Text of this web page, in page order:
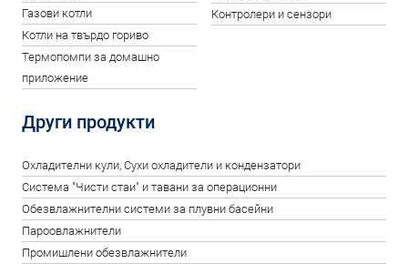
Газови котли
Котли на твърдо гориво
Термопомпи за домашно
приложение
Контролери и сензори
Други продукти
Oхладителни кули, Сухи охладители и кондензатори
Система "Чисти стаи" и тавани за операционни
Обезвлажнителни системи за плувни басейни
Пароовлажнители
Промишлени обезвлажнители